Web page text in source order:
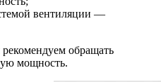
вентиляции —
обращать
мощность.